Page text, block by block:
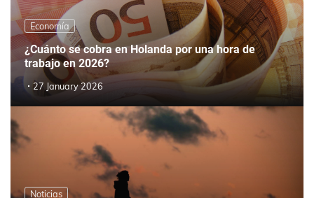
Economía
¿Cuánto se cobra en Holanda por una hora de
trabajo en 2026?
27 January 2026
Noticias